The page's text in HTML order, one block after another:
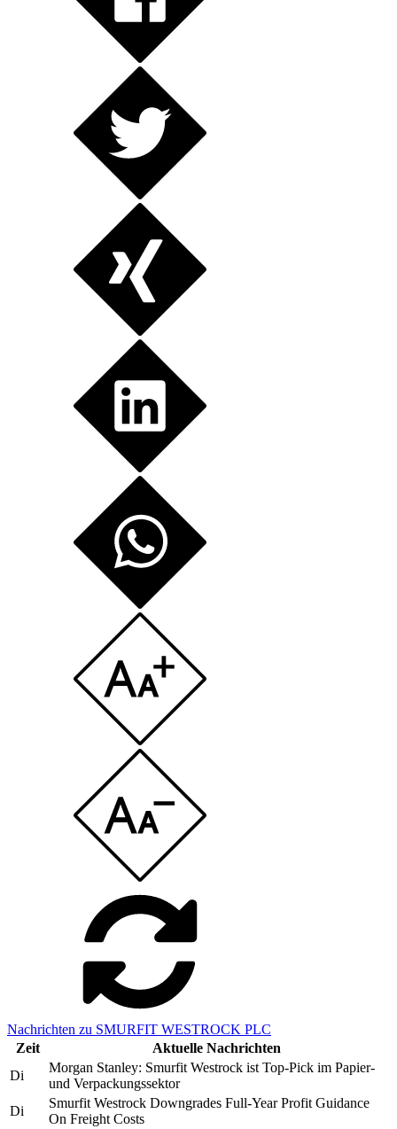
Nachrichten zu SMURFIT WESTROCK PLC
Zeit
Aktuelle Nachrichten
Di
Morgan Stanley: Smurfit Westrock ist Top-Pick im Papier-
und Verpackungssektor
Di
Smurfit Westrock Downgrades Full-Year Profit Guidance
On Freight Costs